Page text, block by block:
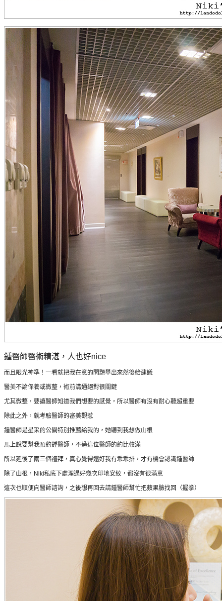
鍾醫師醫術精湛，人也好nice
而且眼光神準！一看就把我在意的問題舉出來然後給建議
醫美不論保養或微整，術前溝通絕對很關鍵
尤其微整，要讓醫師知道我們想要的感覺，所以醫師有沒有耐心聽超重要
除此之外，就考驗醫師的審美觀惹
鍾醫師是星采的公關特別推薦給我的，她聽到我想做山根
馬上說要幫我預約鍾醫師，不過這位醫師的約比較滿
所以延後了兩三個禮拜，真心覺得還好我有乖乖排，才有機會認識鍾醫師
除了山根，Niki私底下處理過好幾次印地安紋，都沒有很滿意
這次也順便向醫師諮詢，之後想再回去請鍾醫師幫忙把蘋果臉找回（握拳）